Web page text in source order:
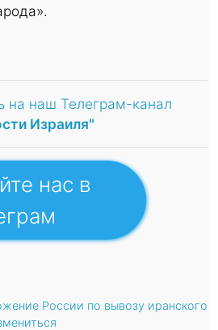
на наш Телеграм-канал
Израиля"
нас в
России по вывозу иранского